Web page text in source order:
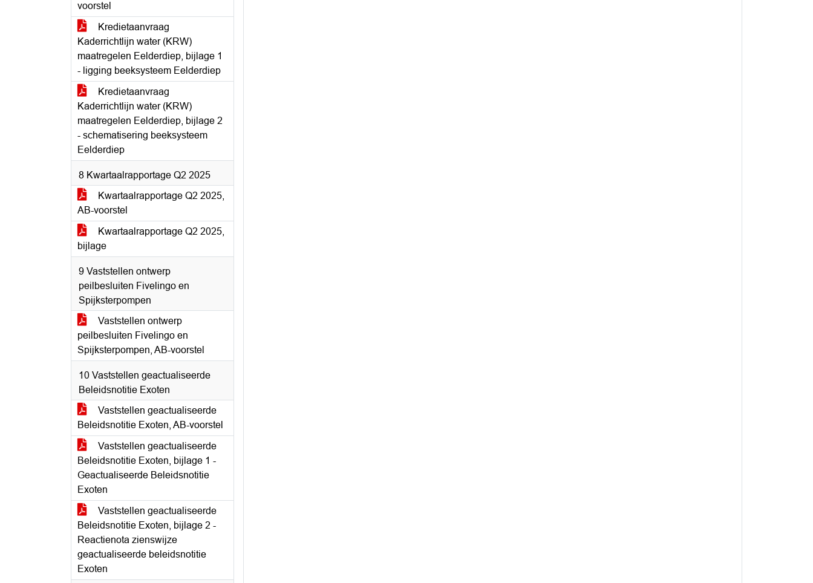
voorstel
Kredietaanvraag
Kaderrichtlijn water (KRW)
maatregelen Eelderdiep, bijlage 1
- ligging beeksysteem Eelderdiep
Kredietaanvraag
Kaderrichtlijn water (KRW)
maatregelen Eelderdiep, bijlage 2
- schematisering beeksysteem
Eelderdiep
8 Kwartaalrapportage Q2 2025
Kwartaalrapportage Q2 2025,
AB-voorstel
Kwartaalrapportage Q2 2025,
bijlage
9 Vaststellen ontwerp
peilbesluiten Fivelingo en
Spijksterpompen
Vaststellen ontwerp
peilbesluiten Fivelingo en
Spijksterpompen, AB-voorstel
10 Vaststellen geactualiseerde
Beleidsnotitie Exoten
Vaststellen geactualiseerde
Beleidsnotitie Exoten, AB-voorstel
Vaststellen geactualiseerde
Beleidsnotitie Exoten, bijlage 1 -
Geactualiseerde Beleidsnotitie
Exoten
Vaststellen geactualiseerde
Beleidsnotitie Exoten, bijlage 2 -
Reactienota zienswijze
geactualiseerde beleidsnotitie
Exoten